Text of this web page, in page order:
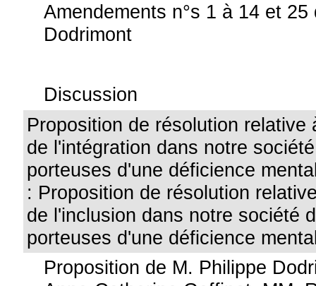
Amendements n°s 1 à 14 et
Dodrimont
Discussion
Proposition de résolution relative
de l'intégration dans notre
porteuses d'une déficience
: Proposition de résolution
de l'inclusion dans notre société
porteuses d'une déficience
Proposition de M. Philippe